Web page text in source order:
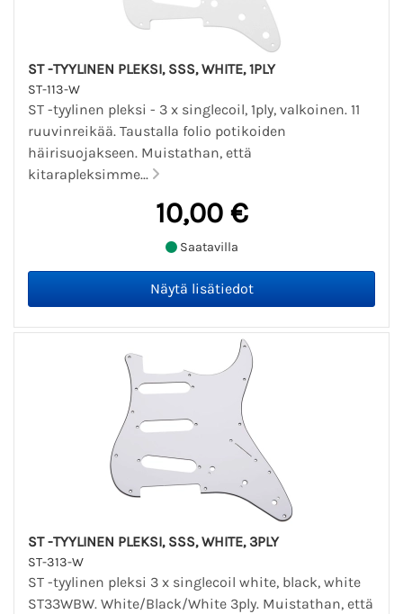
ST -TYYLINEN PLEKSI, SSS, WHITE, 1PLY
ST-113-W
ST -tyylinen pleksi - 3 x singlecoil, 1ply, valkoinen. 11
ruuvinreikää. Taustalla folio potikoiden
häirisuojakseen. Muistathan, että
kitarapleksimme...
10,00 €
Saatavilla
ST -TYYLINEN PLEKSI, SSS, WHITE, 3PLY
ST-313-W
ST -tyylinen pleksi 3 x singlecoil white, black, white
ST33WBW. White/Black/White 3ply. Muistathan, että